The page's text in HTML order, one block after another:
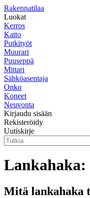
Rakennatilaa
Luokat
Kerros
Katto
Putkityöt
Muurari
Puuseppä
Mittari
Sähköasentaja
Onko
Koneet
Neuvonta
Kirjaudu sisään
Rekisteröidy
Uutiskirje
Mitä lankahaka